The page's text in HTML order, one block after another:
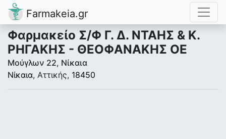
Farmakeia.gr
Φαρμακείο Σ/Φ Γ. Δ. ΝΤΑΗΣ & Κ.
ΡΗΓΑΚΗΣ - ΘΕΟΦΑΝΑΚΗΣ ΟΕ
Μούγλων 22, Νίκαια
Νίκαια, Αττικής, 18450